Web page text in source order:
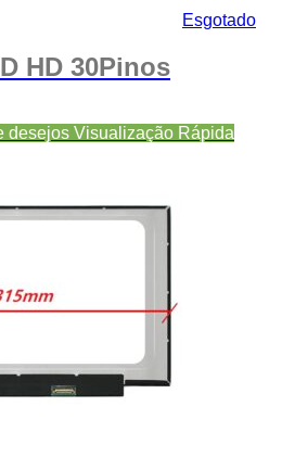
Esgotado
HD 30Pinos
desejos Visualização Rápida